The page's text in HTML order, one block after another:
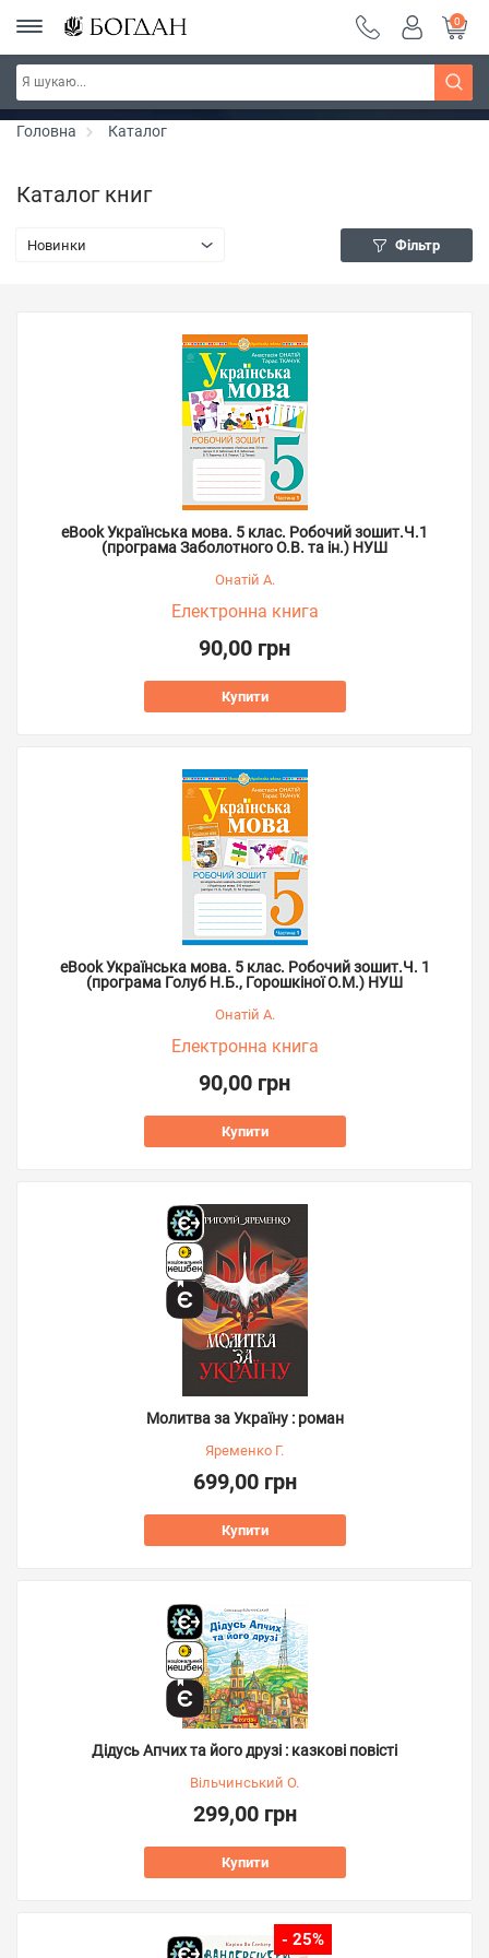
Серія "Вандербікери" ~ знижка 25%
0
Головна Каталог
Каталог книг
Новинки Фільтр
eBook Українська мова. 5 клас. Робочий зошит.Ч.1
(програма Заболотного О.В. та ін.) НУШ
Онатій А.
Електронна книга
90,00 грн
Купити
eBook Українська мова. 5 клас. Робочий зошит.Ч. 1
(програма Голуб Н.Б., Горошкіної О.М.) НУШ
Онатій А.
Електронна книга
90,00 грн
Купити
Молитва за Україну : роман
Яременко Г.
699,00 грн
Купити
Дідусь Апчих та його друзі : казкові повісті
Вільчинський О.
299,00 грн
Купити
- 25%